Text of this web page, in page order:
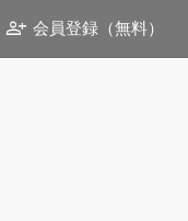
person_add 会員登録（無料）